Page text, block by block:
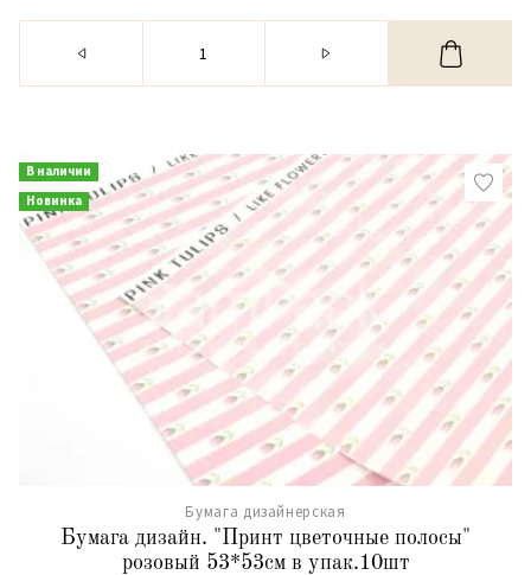
В наличии
Новинка
Бумага дизайнерская
Бумага дизайн. "Принт цветочные полосы"
розовый 53*53см в упак.10шт